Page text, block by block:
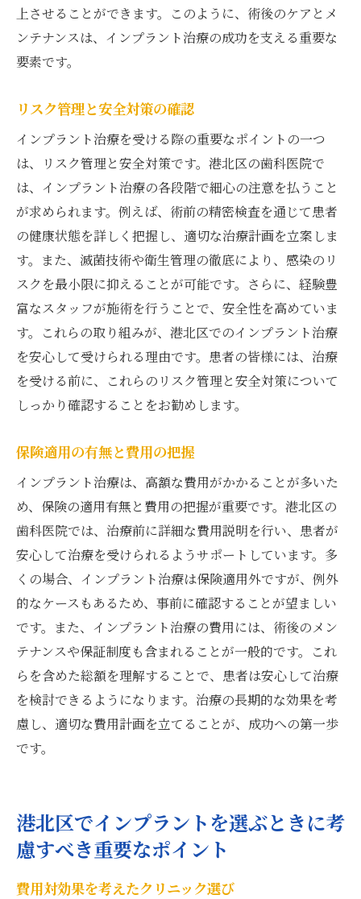
上させることができます。このように、術後のケアとメ
ンテナンスは、インプラント治療の成功を支える重要な
要素です。
リスク管理と安全対策の確認
インプラント治療を受ける際の重要なポイントの一つ
は、リスク管理と安全対策です。港北区の歯科医院で
は、インプラント治療の各段階で細心の注意を払うこと
が求められます。例えば、術前の精密検査を通じて患者
の健康状態を詳しく把握し、適切な治療計画を立案しま
す。また、滅菌技術や衛生管理の徹底により、感染のリ
スクを最小限に抑えることが可能です。さらに、経験豊
富なスタッフが施術を行うことで、安全性を高めていま
す。これらの取り組みが、港北区でのインプラント治療
を安心して受けられる理由です。患者の皆様には、治療
を受ける前に、これらのリスク管理と安全対策について
しっかり確認することをお勧めします。
保険適用の有無と費用の把握
インプラント治療は、高額な費用がかかることが多いた
め、保険の適用有無と費用の把握が重要です。港北区の
歯科医院では、治療前に詳細な費用説明を行い、患者が
安心して治療を受けられるようサポートしています。多
くの場合、インプラント治療は保険適用外ですが、例外
的なケースもあるため、事前に確認することが望ましい
です。また、インプラント治療の費用には、術後のメン
テナンスや保証制度も含まれることが一般的です。これ
らを含めた総額を理解することで、患者は安心して治療
を検討できるようになります。治療の長期的な効果を考
慮し、適切な費用計画を立てることが、成功への第一歩
です。
港北区でインプラントを選ぶときに考
慮すべき重要なポイント
費用対効果を考えたクリニック選び